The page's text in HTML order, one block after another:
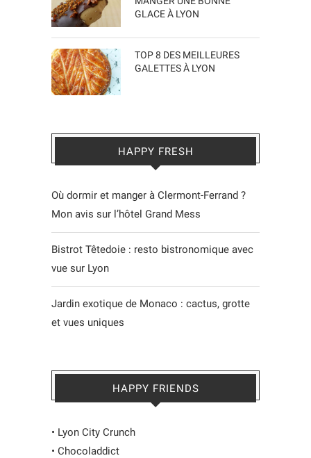
GLACE À LYON
TOP 8 DES MEILLEURES
GALETTES À LYON
HAPPY FRESH
Où dormir et manger à Clermont-Ferrand ?
Mon avis sur l’hôtel Grand Mess
Bistrot Têtedoie : resto bistronomique avec
vue sur Lyon
Jardin exotique de Monaco : cactus, grotte
et vues uniques
HAPPY FRIENDS
• Lyon City Crunch
• Chocoladdict